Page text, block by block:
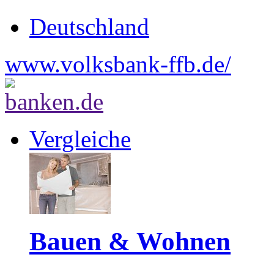
Deutschland
www.volksbank-ffb.de/
Vergleiche
Bauen & Wohnen